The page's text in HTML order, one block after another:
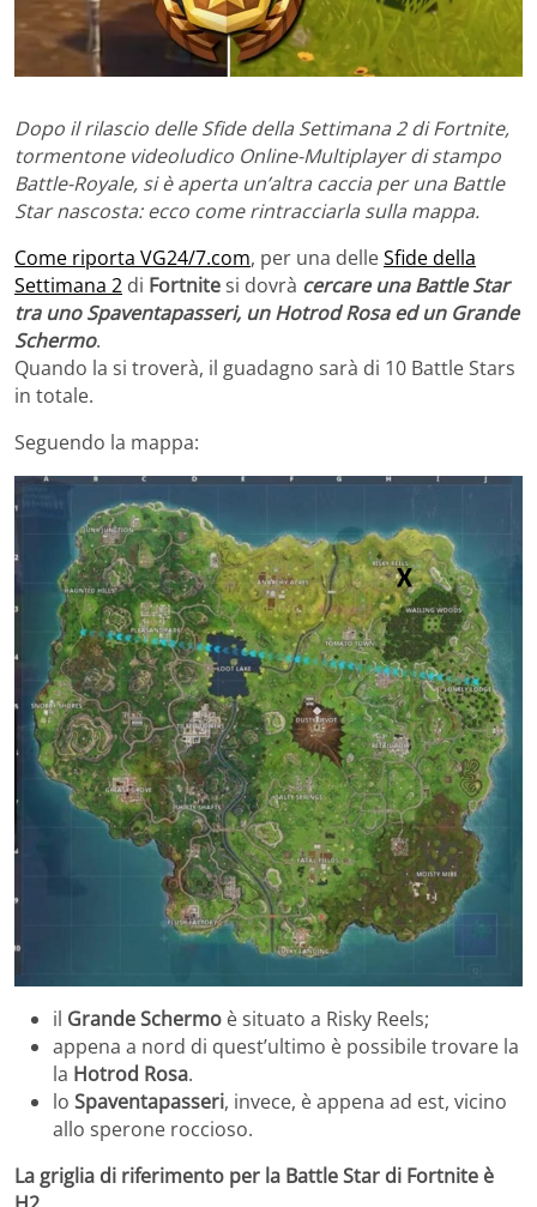
Dopo il rilascio delle Sfide della Settimana 2 di Fortnite,
tormentone videoludico Online-Multiplayer di stampo
Battle-Royale, si è aperta un’altra caccia per una Battle
Star nascosta: ecco come rintracciarla sulla mappa.
Come riporta VG24/7.com, per una delleSfide della
Settimana 2 di Fortnitesi dovrà cercare una Battle Star
tra uno Spaventapasseri, un Hotrod Rosa ed un Grande
Schermo.
Quando la si troverà, il guadagno sarà di 10 Battle Stars
in totale.
Seguendo la mappa:
il Grande Schermo è situato a Risky Reels;
appena a nord di quest’ultimo è possibile trovare la
la Hotrod Rosa.
lo Spaventapasseri, invece, è appena ad est, vicino
allo sperone roccioso.
La griglia di riferimento per la Battle Star di Fortnite è